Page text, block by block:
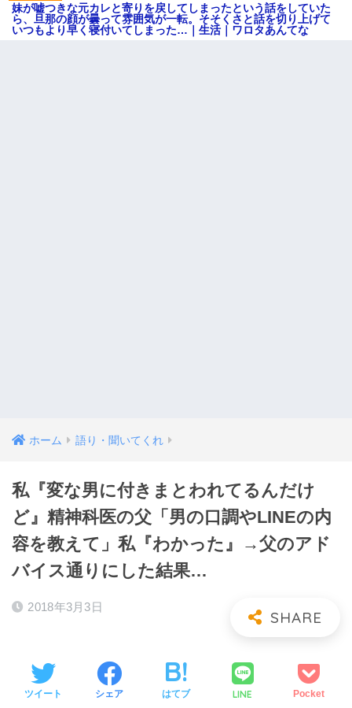
妹が嘘つきな元カレと寄りを戻してしまったという話をしていた
ら、旦那の顔が曇って雰囲気が一転。そそくさと話を切り上げて
いつもより早く寝付いてしまった…｜生活｜ワロタあんてな
ホーム 語り・聞いてくれ
私『変な男に付きまとわれてるんだけ
ど』精神科医の父「男の口調やLINEの内
容を教えて」私『わかった』→父のアド
バイス通りにした結果…
2018年3月3日
ツイート シェア はてブ LINE Pocket